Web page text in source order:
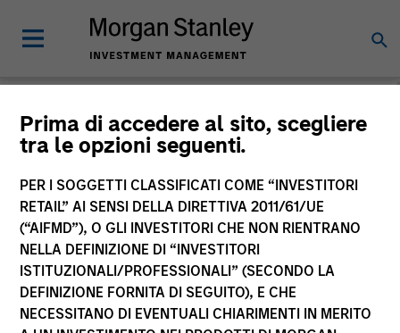
Prima di accedere al sito, scegliere
tra le opzioni seguenti.
PER I SOGGETTI CLASSIFICATI COME “INVESTITORI
RETAIL” AI SENSI DELLA DIRETTIVA 2011/61/UE
(“AIFMD”), O GLI INVESTITORI CHE NON RIENTRANO
NELLA DEFINIZIONE DI “INVESTITORI
ISTITUZIONALI/PROFESSIONALI” (SECONDO LA
DEFINIZIONE FORNITA DI SEGUITO), E CHE
NECESSITANO DI EVENTUALI CHIARIMENTI IN MERITO
Morgan Stanley
Investment Funds